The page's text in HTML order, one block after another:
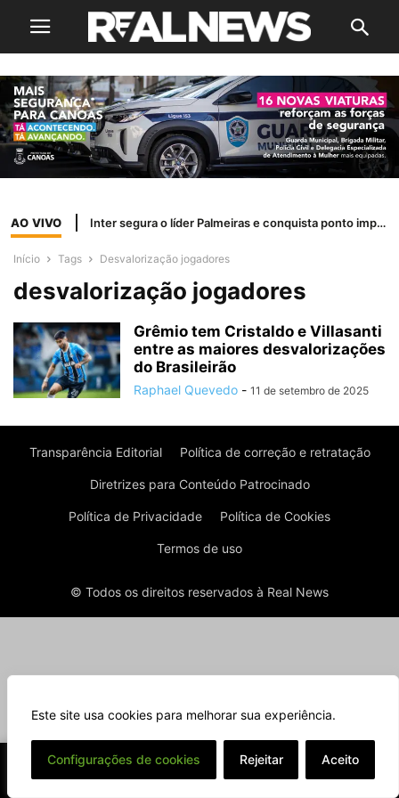
Este site usa cookies para melhorar sua experiência.
Configurações de cookies Rejeitar Aceito
AO VIVO Inter segura o líder Palmeiras e conquista ponto importante fora de casa
Início Tags Desvalorização jogadores
desvalorização jogadores
Grêmio tem Cristaldo e Villasanti
entre as maiores desvalorizações
do Brasileirão
Raphael Quevedo - 11 de setembro de 2025
Transparência Editorial Política de correção e retratação
Diretrizes para Conteúdo Patrocinado
Política de Privacidade Política de Cookies
Termos de uso
© Todos os direitos reservados à Real News